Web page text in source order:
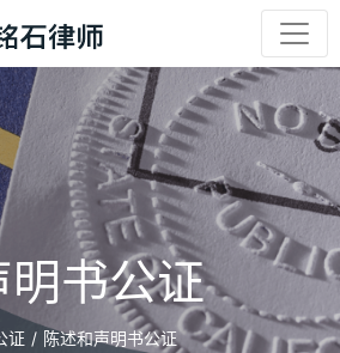
明书公证
证 / 陈述和声明书公证